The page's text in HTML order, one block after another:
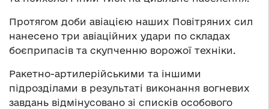
Протягом доби авіацією наших Повітряних сил
нанесено три авіаційних удари по складах
боєприпасів та скупченню ворожої техніки.
Ракетно-артилерійськими та іншими
підрозділами в результаті виконання вогневих
завдань відмінусовано зі списків особового